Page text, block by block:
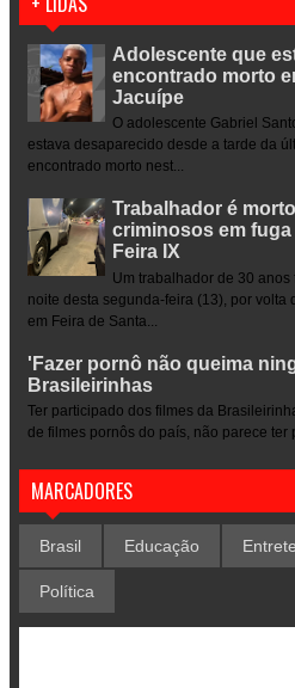
Adolescente que
encontrado morto
Jacuípe
O adolescente Gabriel
estava desaparecido desde a tarde da
encontrado morto nest...
Trabalhador é
criminosos em
Feira IX
Um trabalhador de 30
noite desta segunda-feira (13), por volta
em Feira de Santa...
'Fazer pornô não queima
Brasileirinhas
Ter participado dos filmes da
de filmes pornôs do país, não parece ter
MARCADORES
Brasil Educação
Política